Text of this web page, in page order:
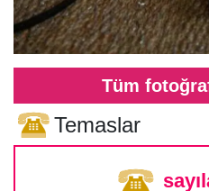
Tüm
Temaslar